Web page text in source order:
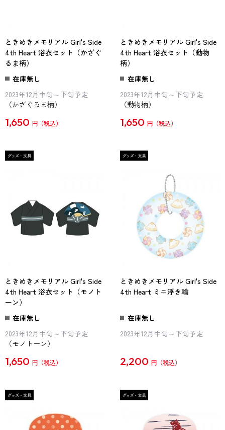
ときめきメモリアル Girl's Side
4th Heart 浴衣セット（かざぐ
るま柄）
在庫無し
2023年12月中旬～下旬予定
（かざぐるま柄）
1,650 円
ときめきメモリアル Girl's Side
4th Heart 浴衣セット（動物
柄）
在庫無し
2023年12月中旬～下旬予定
（動物柄）
1,650 円
ときめきメモリアル Girl's Side
4th Heart 浴衣セット（モノト
ーン）
在庫無し
2023年12月中旬～下旬予定
（モノトーン）
1,650 円
ときめきメモリアル Girl's Side
4th Heart ミニ浮き輪
在庫無し
2023年12月中旬～下旬予定
2,200 円